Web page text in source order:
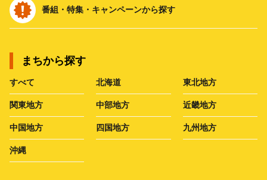
番組・特集・キャンペーンから探す
まちから探す
すべて 北海道 東北地方
関東地方 中部地方 近畿地方
中国地方 四国地方 九州地方
沖縄